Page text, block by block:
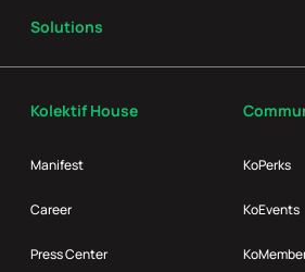
Kolektif House
Manifest
Career
Press Center
KoPerks
KoEvents
Solutions